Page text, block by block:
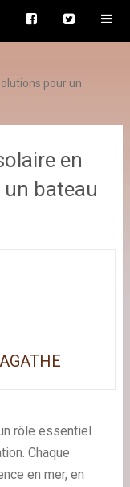
pour un
en
bateau
rôle essentiel
Chaque
en mer, en